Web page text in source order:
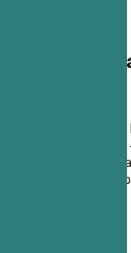
Experiencia
Resultado
[Resultado]... -